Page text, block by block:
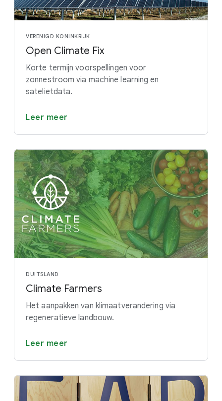
VERENIGD KONINKRIJK
Open Climate Fix
Korte termijn voorspellingen voor
zonnestroom via machine learning en
satelietdata.
Leer meer
DUITSLAND
Climate Farmers
Het aanpakken van klimaatverandering via
regeneratieve landbouw.
Leer meer